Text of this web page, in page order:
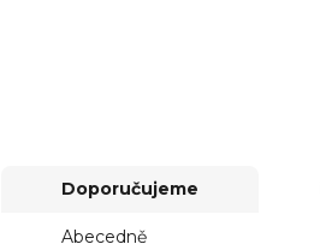
Doporučujeme
Abecedně